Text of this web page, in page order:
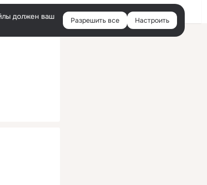
Войти
должен ваш
Разрешить все Настроить